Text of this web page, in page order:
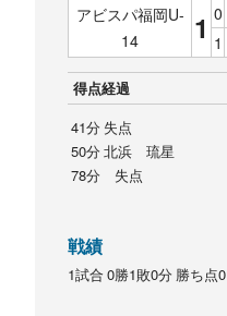
アビスパ福岡U-
14
1 0
1
得点経過
41分 失点
50分 北浜 琉星
78分 失点
戦績
1試合 0勝1敗0分 勝ち点0